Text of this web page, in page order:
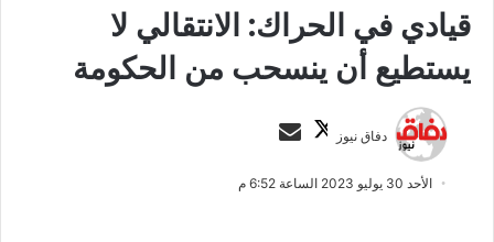
قيادي في الحراك: الانتقالي لا
يستطيع أن ينسحب من الحكومة
دفاق نيوز
ت
ب
س
الأحد 30 يوليو 2023 الساعة 6:52 م